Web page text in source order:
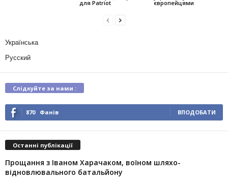
для Patriot
європейцями
Українська
Русский
Слідкуйте за нами :
870 Фанів ВПОДОБАТИ
Останні публікації
Прощання з Іваном Харачаком, воїном шляхо-
відновлювального батальйону